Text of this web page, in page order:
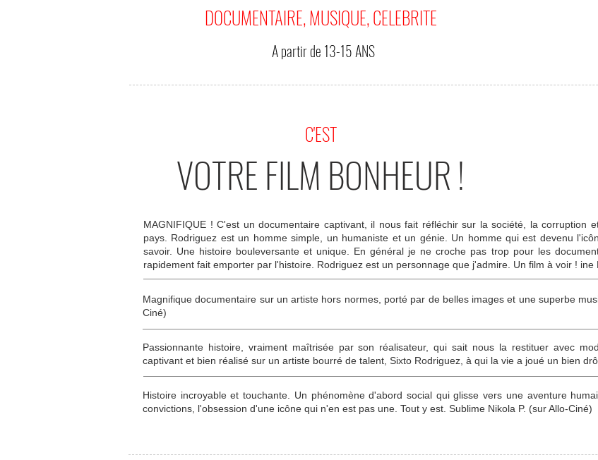
DOCUMENTAIRE, MUSIQUE, CELEBRITE
A partir de 13-15 ANS
C'EST
VOTRE FILM BONHEUR !
MAGNIFIQUE ! C'est un documentaire captivant, il nous fait réfléchir sur la société, la corruption
pays. Rodriguez est un homme simple, un humaniste et un génie. Un homme qui est devenu
savoir. Une histoire bouleversante et unique. En général je ne croche pas trop pour les
rapidement fait emporter par l'histoire. Rodriguez est un personnage que j'admire. Un film à voir ! ine
Magnifique documentaire sur un artiste hors normes, porté par de belles images et une superbe
Ciné)
Passionnante histoire, vraiment maîtrisée par son réalisateur, qui sait nous la restituer avec
captivant et bien réalisé sur un artiste bourré de talent, Sixto Rodriguez, à qui la vie a joué un bien
Histoire incroyable et touchante. Un phénomène d'abord social qui glisse vers une aventure
convictions, l'obsession d'une icône qui n'en est pas une. Tout y est. Sublime Nikola P. (sur Allo-Ciné)